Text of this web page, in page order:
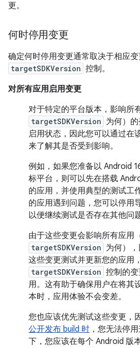
更。
何时停用变更
确定何时停用变更通常取决于相应
targetSDKVersion 控制。
对所有应用启用变更
对于特定的平台版本，影响所
targetSDKVersion 为何）
启用状态，因此您可以通过在
来了解其是否受到影响。
例如，如果您准备以 Android
标平台，则可以先在搭载
的应用，并使用典型的测试工
的应用遇到问题，您可以停用
以便继续测试是否存在其他问题
由于这些变更会影响所有应用
targetSDKVersion 为何）
这些变更测试并更新您的应用
targetSDKVersion 控制的
用。这有助于确保用户在将其
本时，应用体验不会变差。
您也应该优先测试这些变更，
公开发布 build 时 ，您无法停
下，您应该在每个 Android 版